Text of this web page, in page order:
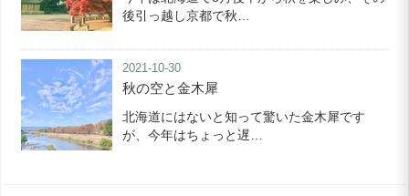
後引っ越し京都で秋…
2021-10-30
秋の空と金木犀
北海道にはないと知って驚いた金木犀です
が、今年はちょっと遅…